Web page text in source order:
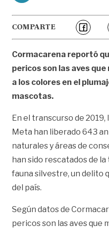
COMPARTE
Cormacarena reportó
pericos son las aves
a los colores en el
mascotas.
En el transcurso de
Meta han liberado 643
naturales y áreas de
han sido rescatados de
fauna silvestre, un delito
del país.
Según datos de
pericos son las aves que